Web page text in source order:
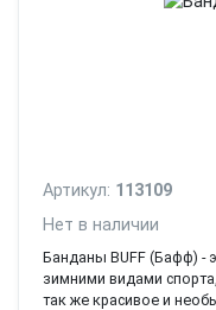
Артикул: 113109
Нет в наличии
Банданы BUFF (Бафф) -
зимними видами
так же красивое и